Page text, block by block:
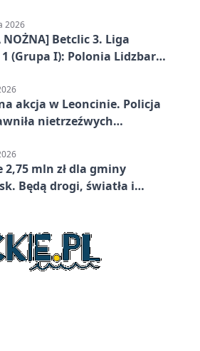
2026
NOŻNA] Betclic 3. Liga
(Grupa I): Polonia Lidzbark
1:2
akcja w Leoncinie. Policja
nietrzeźwych
2,75 mln zł dla gminy
Będą drogi, światła i